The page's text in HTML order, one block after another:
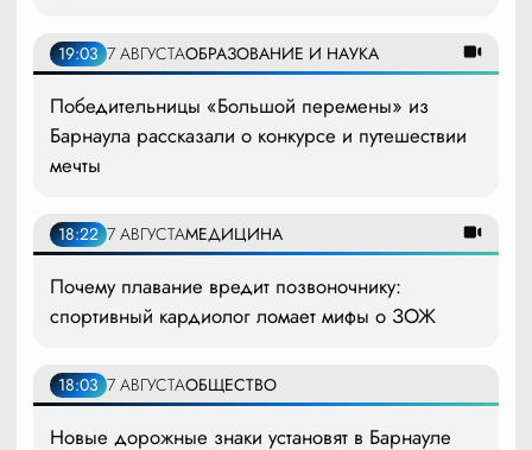
19:03 7 АВГУСТАОБРАЗОВАНИЕ И НАУКА
Победительницы «Большой перемены» из
Барнаула рассказали о конкурсе и путешествии
мечты
18:22 7 АВГУСТАМЕДИЦИНА
Почему плавание вредит позвоночнику:
спортивный кардиолог ломает мифы о ЗОЖ
18:03 7 АВГУСТАОБЩЕСТВО
Новые дорожные знаки установят в Барнауле